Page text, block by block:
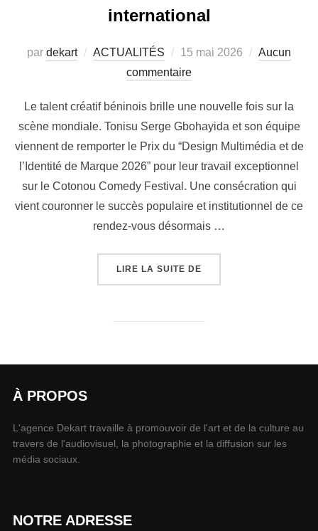
international
par dekart ACTUALITÉS 15 mai 2026
Aucun
commentaire
Le talent créatif béninois brille une nouvelle fois sur la
scène mondiale. Tonisu Serge Gbohayida et son équipe
viennent de remporter le Prix du “Design Multimédia et de
l’Identité de Marque 2026” pour leur travail exceptionnel
sur le Cotonou Comedy Festival. Une consécration qui
vient couronner le succès populaire et institutionnel de ce
rendez-vous désormais …
LIRE LA SUITE DE
À PROPOS
L'agence Dekart travaille à promouvoir de l'art et de la culture au
travers de l'audiovisuel, la photographie et la diffusion sur les
média sociaux.
NOTRE ADRESSE